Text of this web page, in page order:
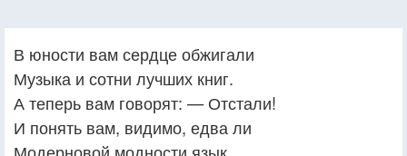
В юности вам сердце обжигали
Музыка и сотни лучших книг.
А теперь вам говорят: — Отстали!
И понять вам, видимо, едва ли
Модерновой модности язык.